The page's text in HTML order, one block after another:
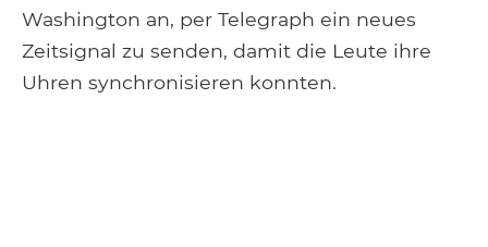
Washington an, per Telegraph ein neues
Zeitsignal zu senden, damit die Leute ihre
Uhren synchronisieren konnten.